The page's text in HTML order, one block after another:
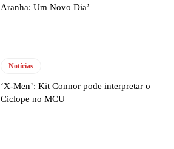
Aranha: Um Novo Dia’
Notícias
‘X-Men’: Kit Connor pode interpretar o
Ciclope no MCU